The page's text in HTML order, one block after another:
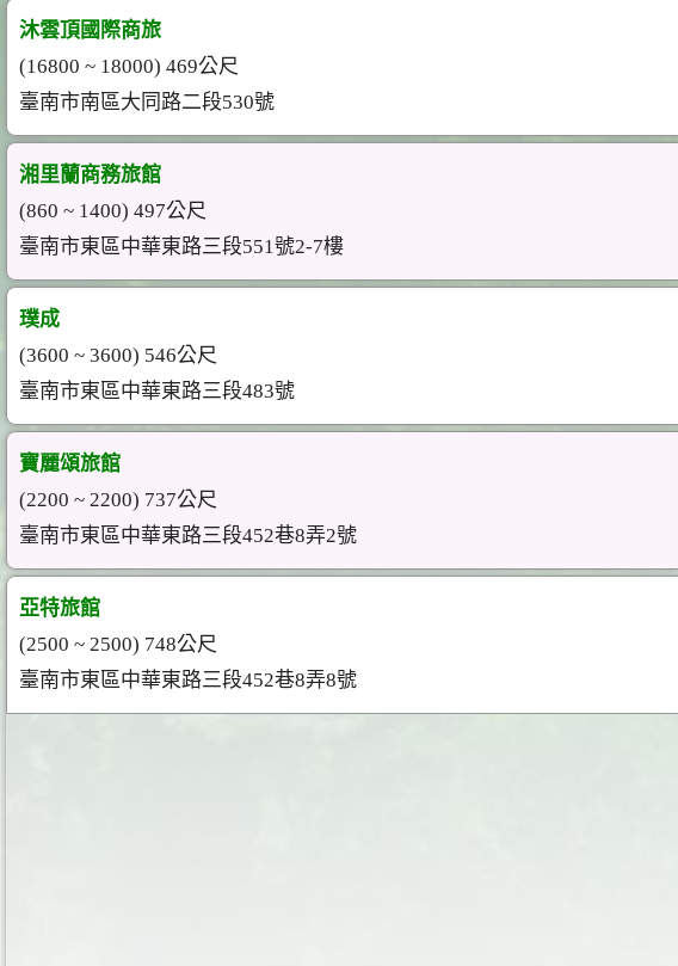
沐雲頂國際商旅
(16800 ~ 18000) 469公尺
臺南市南區大同路二段530號
湘里蘭商務旅館
(860 ~ 1400) 497公尺
臺南市東區中華東路三段551號2-7樓
璞成
(3600 ~ 3600) 546公尺
臺南市東區中華東路三段483號
寶麗頌旅館
(2200 ~ 2200) 737公尺
臺南市東區中華東路三段452巷8弄2號
亞特旅館
(2500 ~ 2500) 748公尺
臺南市東區中華東路三段452巷8弄8號